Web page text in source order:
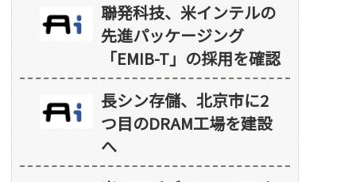
聯発科技、米インテルの
先進パッケージング
「EMIB-T」の採用を確認
長シン存儲、北京市に2
つ目のDRAM工場を建設
へ